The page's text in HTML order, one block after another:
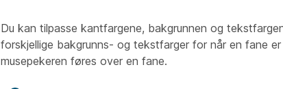
Du kan tilpasse kantfargene, bakgrunnen og
forskjellige bakgrunns- og tekstfarger for når en fane
musepekeren føres over en fane.